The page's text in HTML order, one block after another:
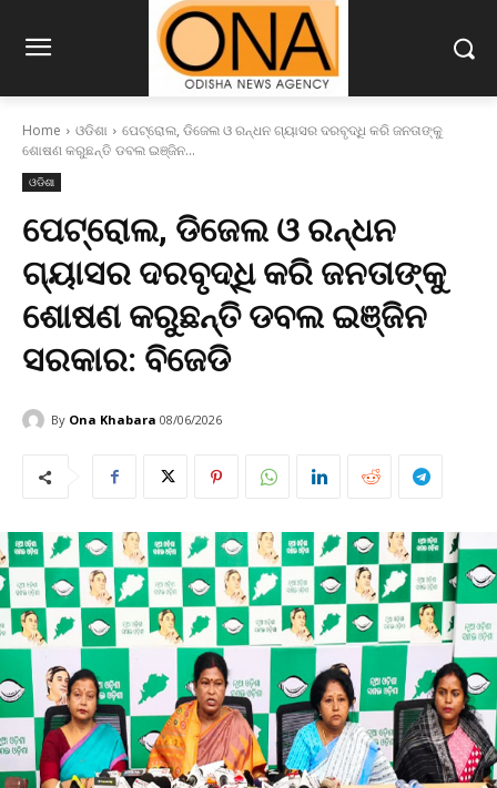
Home ଓଡିଶା
ପେଟ୍ରୋଲ, ଡିଜେଲ ଓ ରନ୍ଧନ ଗ୍ୟାସର ଦରବୃଦ୍ଧି କରି ଜନତାଙ୍କୁ
ଶୋଷଣ କରୁଛନ୍ତି ଡବଲ ଇଞ୍ଜିନ...
ଓଡିଶା
ପେଟ୍ରୋଲ, ଡିଜେଲ ଓ ରନ୍ଧନ
ଗ୍ୟାସର ଦରବୃଦ୍ଧି କରି ଜନତାଙ୍କୁ
ଶୋଷଣ କରୁଛନ୍ତି ଡବଲ ଇଞ୍ଜିନ
ସରକାର: ବିଜେଡି
By Ona Khabara 08/06/2026